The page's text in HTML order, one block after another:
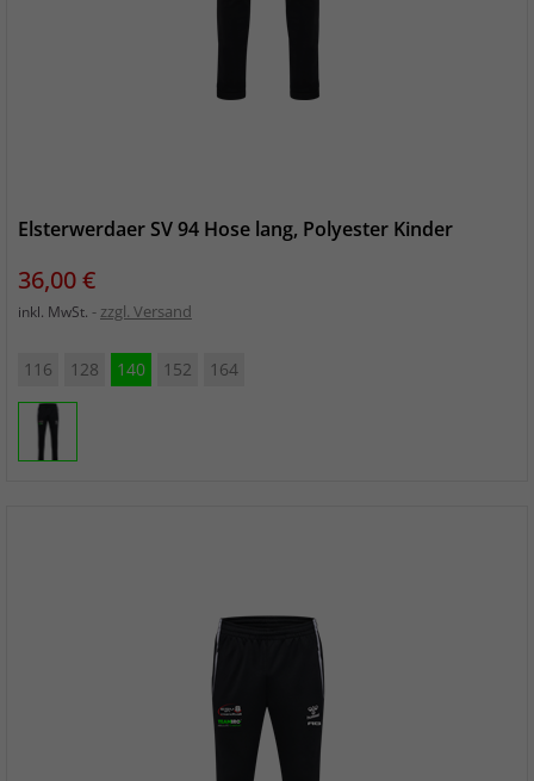
Elsterwerdaer SV 94 Hose lang, Polyester Kinder
Preis
36,00 €
inkl. MwSt. zzgl. Versand
116 128 140 152 164